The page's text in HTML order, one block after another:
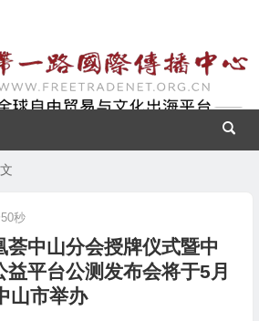
荟中山分会授牌仪式暨中
益平台公测发布会将于5月
山市举办
秒